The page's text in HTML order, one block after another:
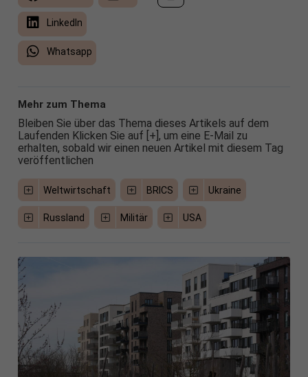
LinkedIn
Whatsapp
Mehr zum Thema
Bleiben Sie über das Thema dieses Artikels auf dem
Laufenden Klicken Sie auf [+], um eine E-Mail zu
erhalten, sobald wir einen neuen Artikel mit diesem Tag
veröffentlichen
Weltwirtschaft BRICS Ukraine
Russland Militär USA